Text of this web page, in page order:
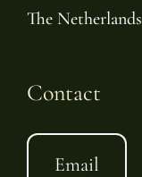
The Netherlands
Contact
Email